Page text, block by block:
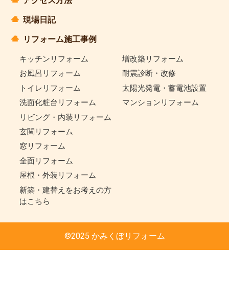
現場日記
リフォーム施工事例
キッチンリフォーム
お風呂リフォーム
トイレリフォーム
洗面化粧台リフォーム
リビング・内装リフォーム
玄関リフォーム
窓リフォーム
全面リフォーム
屋根・外装リフォーム
新築・建替えをお考えの方
はこちら
増改築リフォーム
耐震診断・改修
太陽光発電・蓄電池設置
マンションリフォーム
©2025 かみくぼリフォーム